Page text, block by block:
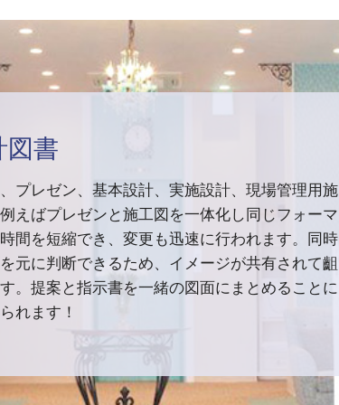
図書
プレゼン、基本設計、実施設計、現場管理用施
えばプレゼンと施工図を一体化し同じフォーマ
間を短縮でき、変更も迅速に行われます。同時
元に判断できるため、イメージが共有されて齟
。提案と指示書を一緒の図面にまとめることに
れます！